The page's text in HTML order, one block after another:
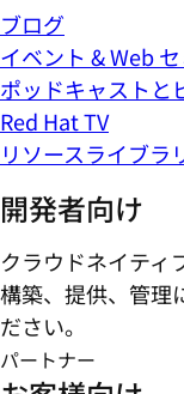
ブログ
イベント & Web
ポッドキャストと
Red Hat TV
リソースライブラ
開発者向け
クラウドネイティ
構築、提供、管理
ださい。
パートナー